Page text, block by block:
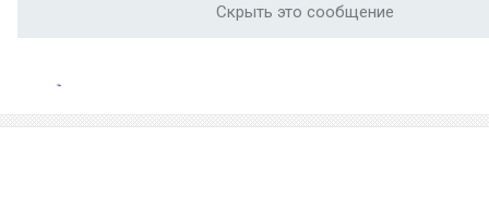
Скрыть это сообщение